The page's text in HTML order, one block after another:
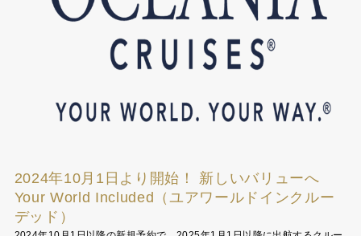
2024年10月1日より開始！ 新しいバリューへ
Your World Included（ユアワールドインクルー
デッド）